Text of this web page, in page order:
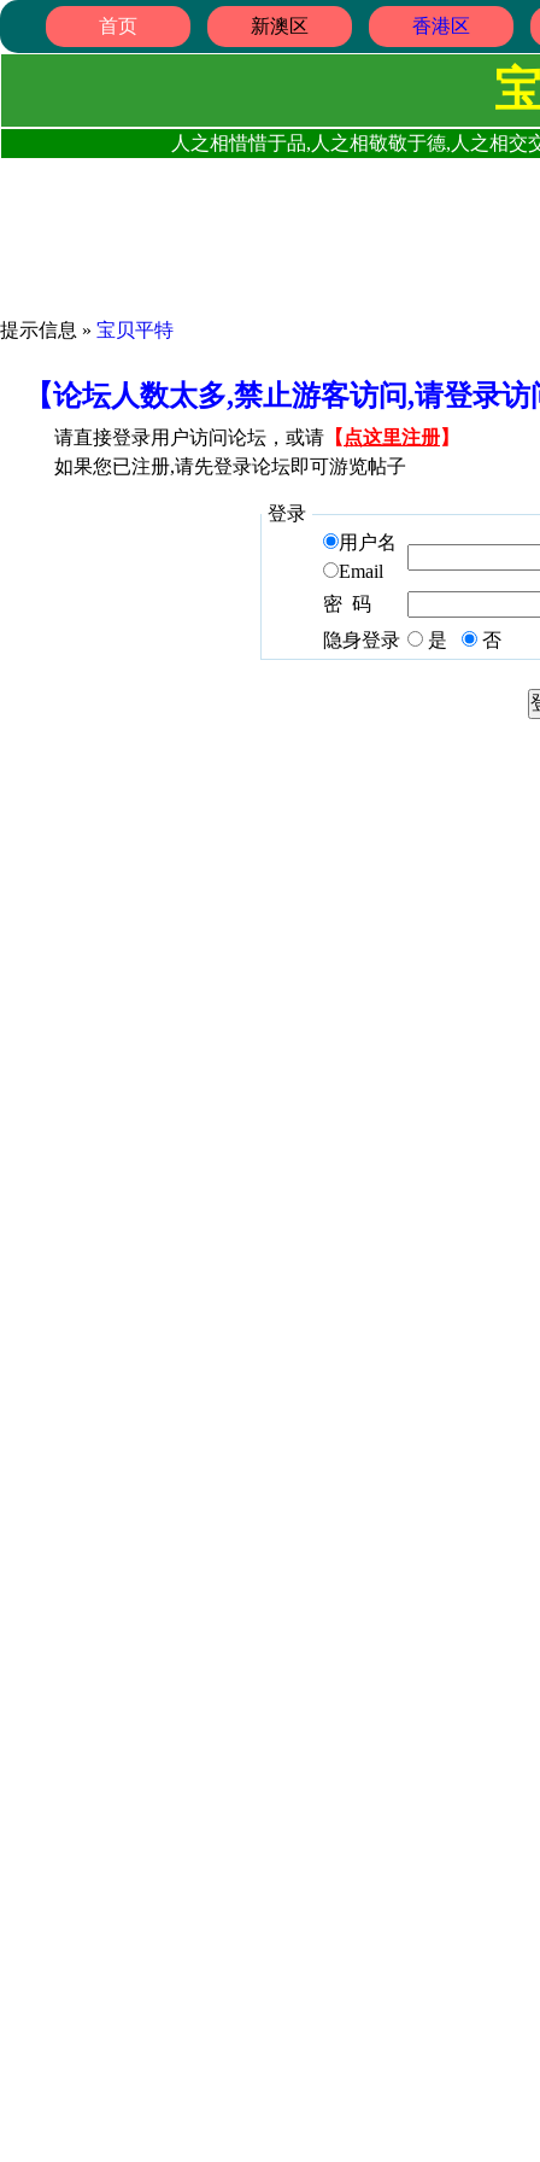
首页 新澳区 香港区
人之相惜惜于品,人之相敬敬于德,人之相
提示信息 » 宝贝平特
【论坛人数太多,禁止游客访问,请登录
请直接登录用户访问论坛，或请 【 点这里注册】
如果您已注册,请先登录论坛即可游览帖子
登录
用户名
Email
密 码
隐身登录
是 否